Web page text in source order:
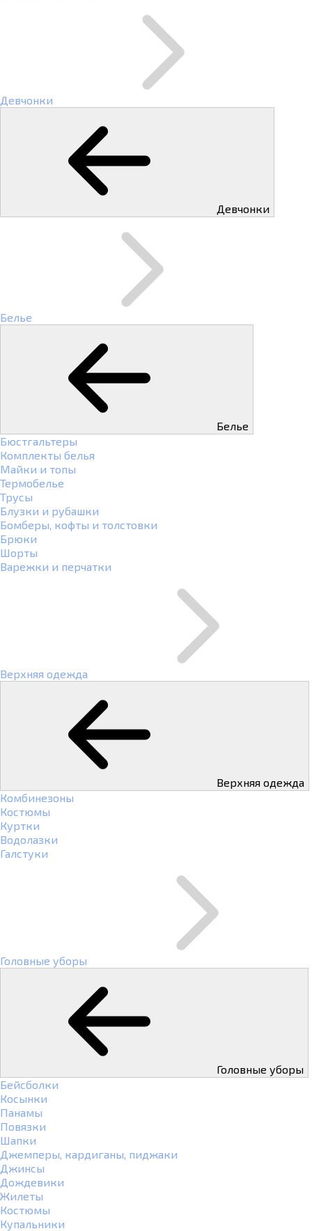
Девчонки
Девчонки
Белье
Белье
Бюстгальтеры
Комплекты белья
Майки и топы
Термобелье
Трусы
Блузки и рубашки
Бомберы, кофты и толстовки
Брюки
Шорты
Варежки и перчатки
Верхняя одежда
Верхняя одежда
Комбинезоны
Костюмы
Куртки
Водолазки
Галстуки
Головные уборы
Головные уборы
Бейсболки
Косынки
Панамы
Повязки
Шапки
Джемперы, кардиганы, пиджаки
Джинсы
Дождевики
Жилеты
Костюмы
Купальники